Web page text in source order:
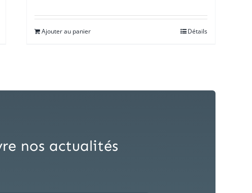
Ajouter au panier Détails
nos actualités